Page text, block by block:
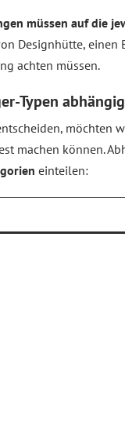
müssen auf die
Designhütte,
achten müssen.
Typen
möchten
machen können.
einteilen: